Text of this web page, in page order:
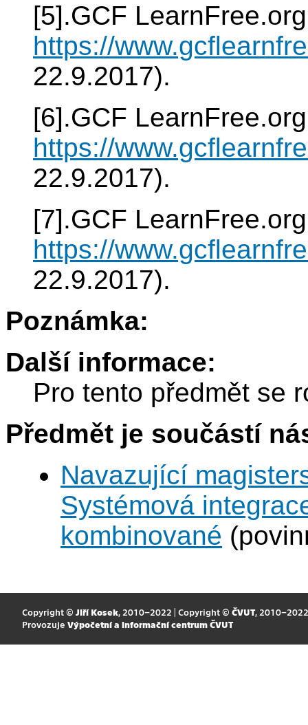
[5].GCF
https://
22.9.2017).
[6].GCF
https://
22.9.2017).
[7].GCF
https://
22.9.2017).
Poznámka:
Další informace:
Pro tento předmět se
Předmět je součástí
Navazující
Systémová
kombinované
Copyright © Jiří Kosek, 2010–2022 | Copyright © ČVUT, 2010–2022
Provozuje Výpočetní a informační centrum ČVUT